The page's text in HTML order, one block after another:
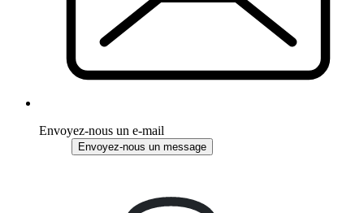
Envoyez-nous un e-mail
Envoyez-nous un message